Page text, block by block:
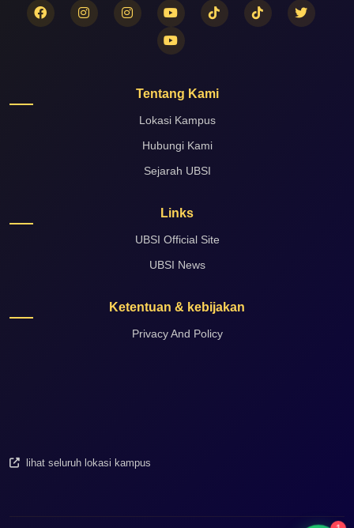
1
Tentang Kami
Lokasi Kampus
Hubungi Kami
Sejarah UBSI
Links
UBSI Official Site
UBSI News
Ketentuan & kebijakan
Privacy And Policy
lihat seluruh lokasi kampus